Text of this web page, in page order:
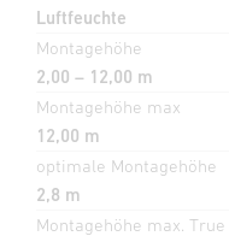
Luftfeuchte
Montagehöhe
2,00 – 12,00 m
Montagehöhe max
12,00 m
optimale Montagehöhe
2,8 m
Montagehöhe max.